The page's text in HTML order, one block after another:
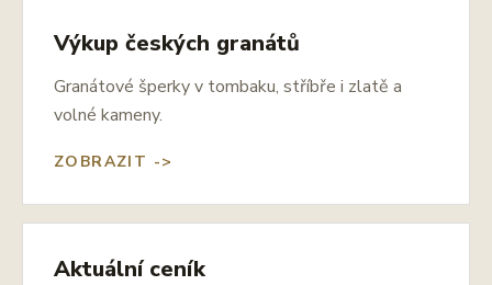
Výkup českých granátů
Granátové šperky v tombaku, stříbře i zlatě a
volné kameny.
ZOBRAZIT ->
Aktuální ceník